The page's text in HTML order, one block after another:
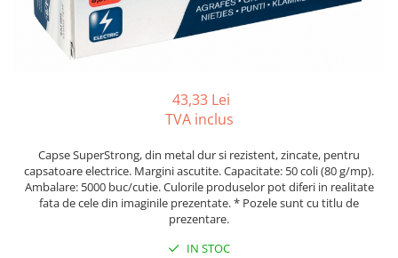
Tipizate autocopiative
Tipizate autocopiative
personalizate
Tipizate offset personalizate
Rezerva cub notes
Indigo si hartie carbon
Caiete pentru birou
43,33 Lei
TVA inclus
Capse SuperStrong, din metal dur si rezistent, zincate, pentru
capsatoare electrice. Margini ascutite. Capacitate: 50 coli (80 g/mp).
Ambalare: 5000 buc/cutie. Culorile produselor pot diferi in realitate
fata de cele din imaginile prezentate. * Pozele sunt cu titlu de
prezentare.
IN STOC